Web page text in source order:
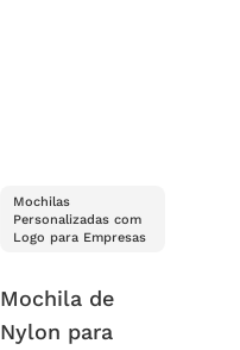
Mochilas
Personalizadas com
Logo para Empresas
Mochila de
Nylon para